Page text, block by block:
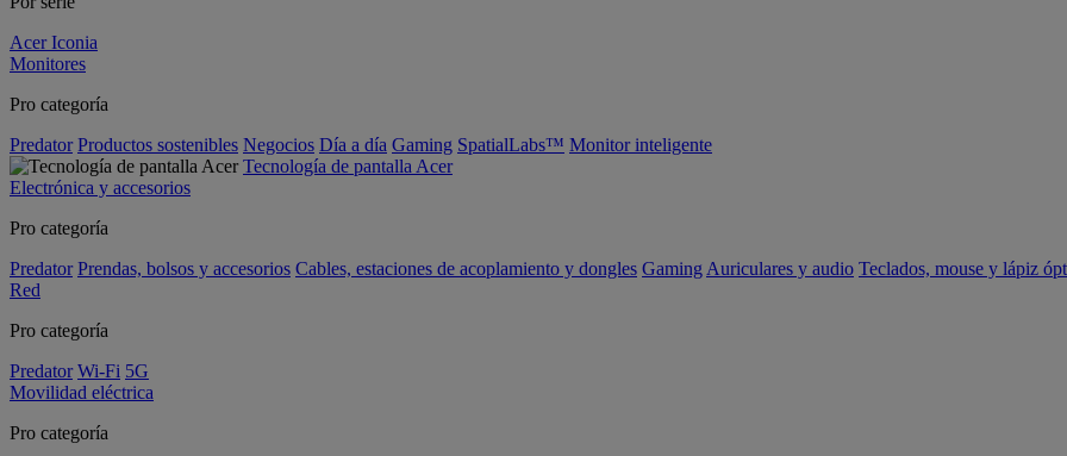
Acer Iconia
Monitores
Pro categoría
Predator Productos sostenibles Negocios Día a día Gaming SpatialLabs™ Monitor inteligente
Tecnología de pantalla Acer
Electrónica y accesorios
Pro categoría
Predator Prendas, bolsos y accesorios Cables, estaciones de acoplamiento y dongles Gaming Auriculares y audio Teclados, mouse y lápiz
Red
Pro categoría
Predator Wi-Fi 5G
Movilidad eléctrica
Pro categoría